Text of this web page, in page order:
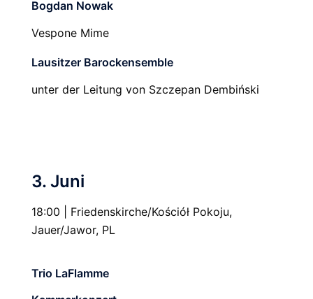
Bogdan Nowak
Vespone Mime
Lausitzer Barockensemble
unter der Leitung von Szczepan Dembiński
3. Juni
18:00 | Friedenskirche/Kościół Pokoju,
Jauer/Jawor, PL
Trio LaFlamme